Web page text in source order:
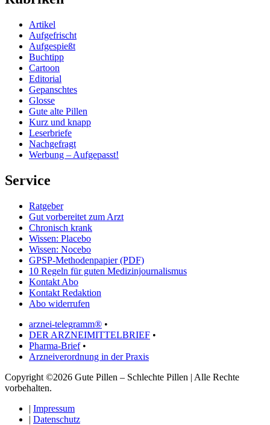
Artikel
Aufgefrischt
Aufgespießt
Buchtipp
Cartoon
Editorial
Gepanschtes
Glosse
Gute alte Pillen
Kurz und knapp
Leserbriefe
Nachgefragt
Werbung – Aufgepasst!
Service
Ratgeber
Gut vorbereitet zum Arzt
Chronisch krank
Wissen: Placebo
Wissen: Nocebo
GPSP-Methodenpapier (PDF)
10 Regeln für guten Medizinjournalismus
Kontakt Abo
Kontakt Redaktion
Abo widerrufen
arznei-telegramm® •
DER ARZNEIMITTELBRIEF •
Pharma-Brief•
Arzneiverordnung in der Praxis
Copyright ©2026 Gute Pillen – Schlechte Pillen | Alle Rechte
vorbehalten.
| Impressum
| Datenschutz